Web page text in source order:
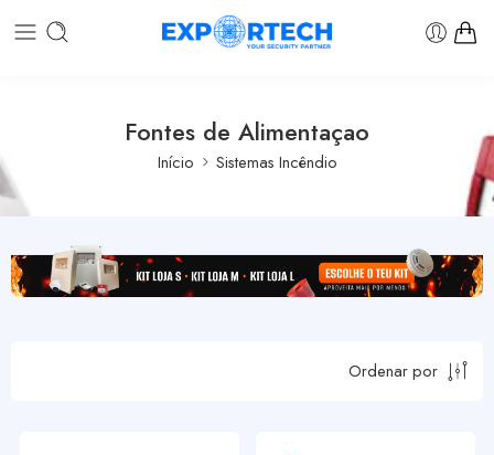
Fontes de Alimentaçao
Início Sistemas Incêndio
Ordenar por